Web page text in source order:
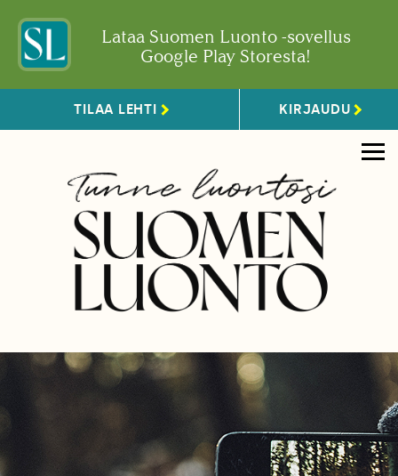
Lataa Suomen Luonto -sovellus
Google Play Storesta!
TILAA LEHTI KIRJAUDU